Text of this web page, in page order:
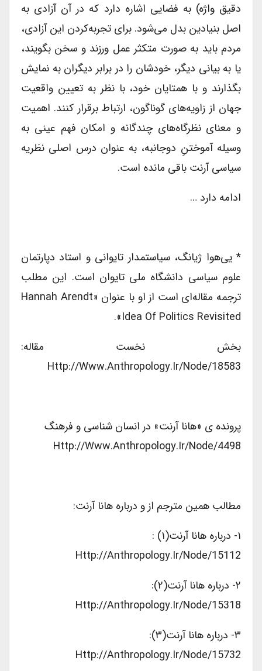
دقیق واژه) به فضایی اشاره دارد که در آن آزادی به
اصل بنیادین بدل می‌شود. برای تجربه‌کردن این آزادی،
مردم باید به صورت متکثر عمل ورزند و سخن بگویند،
یا به بیانی دیگر، خودشان را در برابر دیگران به نمایش
بگذارند و با همتایان خود، با نظر به تعیین واقعیت
جهان از زاویه‌های گوناگون، ارتباط برقرار کنند. اهمیت
و معنای نظرگاه‌های چندگانه و امکان فهم عینی به
وسیله آموختنِ دوجانبه، به عنوان درس اصلی نظریه
سیاسی آرنت باقی مانده است.
ادامه دارد …
* یی‌هوا ژیانگ، سیاستمدار تایوانی و استاد دپارتمان
علوم سیاسی دانشگاه ملی تایوان است. این مطلب
ترجمه مقاله‌ای است از او با عنوان «Hannah Arendt
Idea Of Politics Revisited».
بخش نخست مقاله:
Http://www.anthropology.ir/node/18583
پرونده ی «هانا آرنت» در انسان شناسی و فرهنگ
Http://www.anthropology.ir/node/4498
مطالب همین مترجم از و درباره هانا آرنت:
Http://anthropology.ir/node/15112
Http://anthropology.ir/node/15318
Http://anthropology.ir/node/15732